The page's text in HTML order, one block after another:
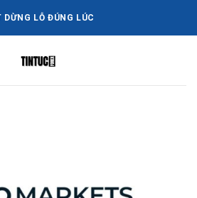
DỪNG LỖ ĐÚNG LÚC